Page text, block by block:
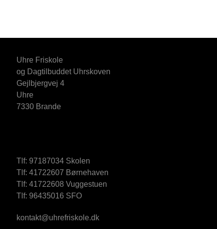
Uhre Friskole
og Dagtilbuddet Uhrskoven
Gejlbjergvej 4
Uhre
7330 Brande
Tlf: 97187034 Skolen
Tlf: 41722607 Børnehaven
Tlf: 41722608 Vuggestuen
Tlf: 96435016 SFO
kontakt@uhrefriskole.dk